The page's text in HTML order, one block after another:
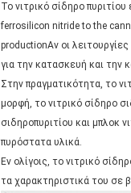
Το νιτρικό σίδηρο
ferrosilicon nitride to the
productionΑν οι
για την κατασκευή και την
Στην πραγματικότητα, το
μορφή, το νιτρικό σίδηρο
σιδηροπυριτίου και μπλοκ
πυρόστατα υλικά.
Εν ολίγοις, το νιτρικό
τα χαρακτηριστικά του σε